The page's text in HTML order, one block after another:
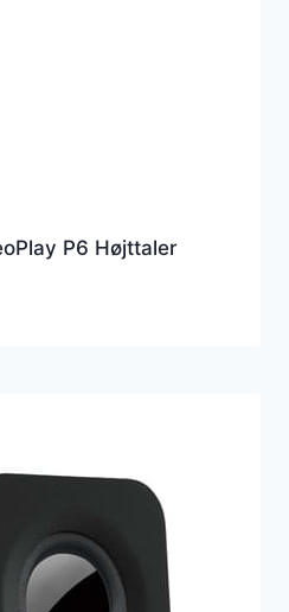
P6 Højttaler